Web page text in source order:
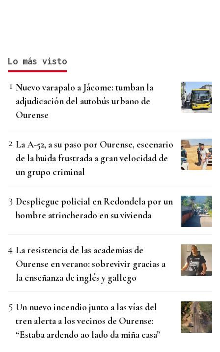
Lo más visto
Nuevo varapalo a Jácome: tumban la
adjudicación del autobús urbano de
Ourense
La A-52, a su paso por Ourense, escenario
de la huida frustrada a gran velocidad de
un grupo criminal
Despliegue policial en Redondela por un
hombre atrincherado en su vivienda
La resistencia de las academias de
Ourense en verano: sobrevivir gracias a
la enseñanza de inglés y gallego
Un nuevo incendio junto a las vías del
tren alerta a los vecinos de Ourense:
“Estaba ardendo ao lado da miña casa”